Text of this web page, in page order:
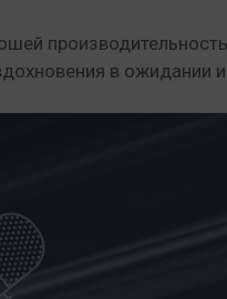
в ожидании